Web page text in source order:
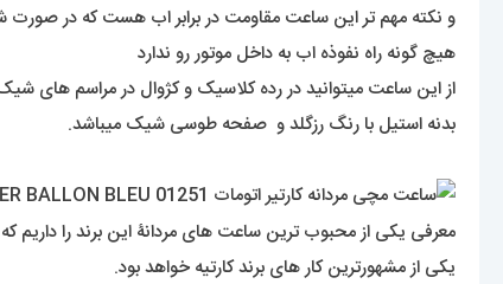
و نکته مهم تر این ساعت مقاومت در برابر اب هست که در
هیچ گونه راه نفوذه اب به داخل موتور رو ندارد
از این ساعت میتوانید در رده کلاسیک و کژوال در مراسم های
بدنه استیل با رنگ رزگلد و صفحه طوسی شیک میباشد.
یکی از مشهورترین کار های برند کارتیه خواهد بود.